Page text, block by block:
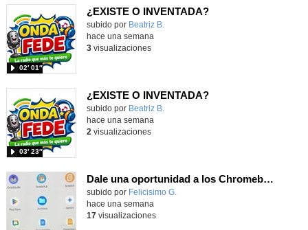
¿EXISTE O INVENTADA?
Contenido educativo.
subido por Beatriz B.
02′ 01″
hace una semana
3visualizaciones
¿EXISTE O INVENTADA?
Contenido educativo.
subido por Beatriz B.
03′ 23″
hace una semana
2 visualizaciones
Dale una oportunidad a los Chromebooks y utiliza un proyector para realizar talleres si no tienes pantallas táctiles
Contenido educativo.
subido por Felicisimo G.
hace una semana
17visualizaciones